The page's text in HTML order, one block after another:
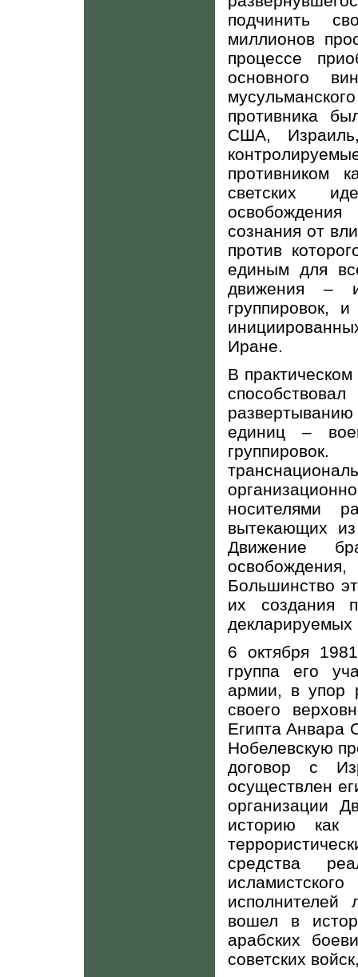
подчинить
миллионов
процессе
основного
противника
США,
противником
светских
сознания от
против
единым для
движения – и
группировок,
Иране.
В
единиц –
носителями
вытекающих
Движение
Большинство
их создания
декларируемых
6 октября
группа его
армии, в упор
своего
Египта Анвара
Нобелевскую
договор с
осуществлен
организации
историю как
средства
исполнителей
вошел в
арабских
советских